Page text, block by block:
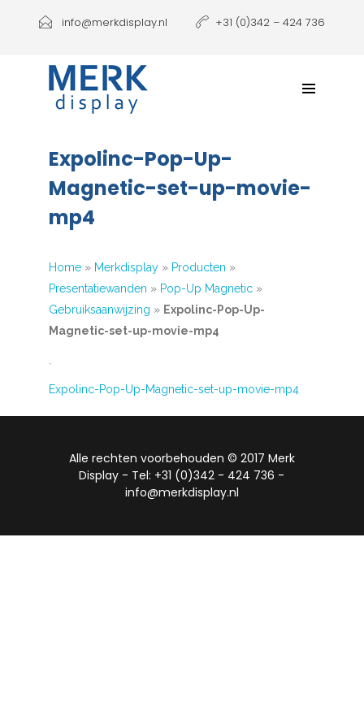
Producten
Klantbeleving
info@merkdisplay.nl +31 (0)342 – 424 736
Expolinc-Pop-Up-
Magnetic-set-up-movie-
mp4
Home» Merkdisplay» Producten »
Presentatiewanden » Pop-Up Magnetic»
Gebruiksaanwijzing » Expolinc-Pop-Up-
Magnetic-set-up-movie-mp4
`
Expolinc-Pop-Up-Magnetic-set-up-movie-mp4
Alle rechten voorbehouden © 2017 Merk
Display - Tel: +31 (0)342 - 424 736 -
info@merkdisplay.nl